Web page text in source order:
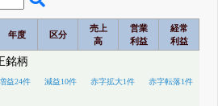
年度 区分
売上
高
営業
利益
経常
利益
銘柄
益24件 減益10件 赤字拡大1件 赤字転落1件